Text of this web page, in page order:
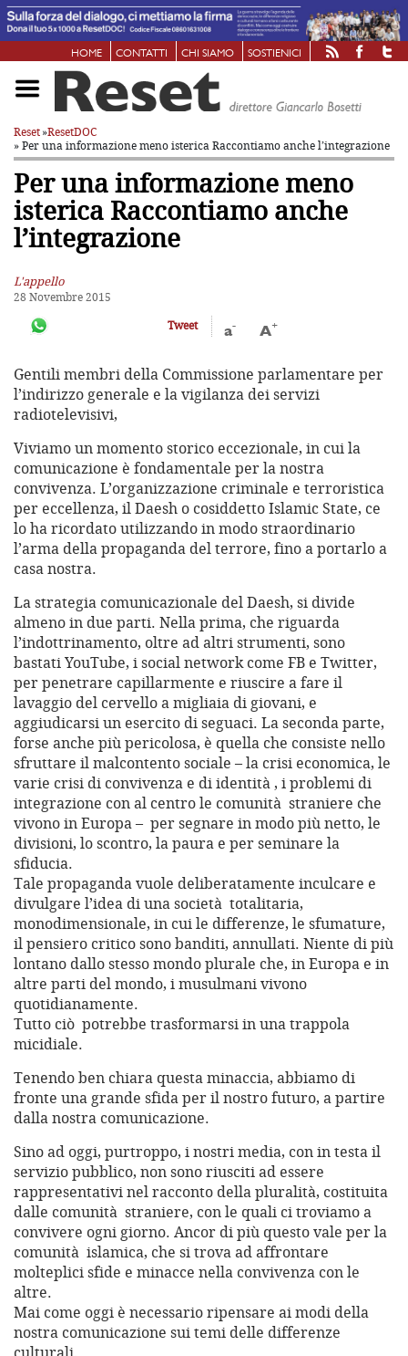
HOME CONTATTI CHI SIAMO SOSTIENICI
Reset»ResetDOC
» Per una informazione meno istericaRaccontiamo anche l’integrazione
Per una informazione meno
isterica Raccontiamo anche
l’integrazione
L'appello
28 Novembre 2015
Tweet
a- A+
Gentili membri della Commissione parlamentare per
l’indirizzo generale e la vigilanza dei servizi
radiotelevisivi,
Viviamo un momento storico eccezionale, in cui la
comunicazione è fondamentale per la nostra
convivenza. L’organizzazione criminale e terroristica
per eccellenza, il Daesh o cosiddetto Islamic State, ce
lo ha ricordato utilizzando in modo straordinario
l’arma della propaganda del terrore, fino a portarlo a
casa nostra.
La strategia comunicazionale del Daesh, si divide
almeno in due parti. Nella prima, che riguarda
l’indottrinamento, oltre ad altri strumenti, sono
bastati YouTube, i social network come FB e Twitter,
per penetrare capillarmente e riuscire a fare il
lavaggio del cervello a migliaia di giovani, e
aggiudicarsi un esercito di seguaci. La seconda parte,
forse anche più pericolosa, è quella che consiste nello
sfruttare il malcontento sociale – la crisi economica, le
varie crisi di convivenza e di identità , i problemi di
integrazione con al centro le comunità straniere che
vivono in Europa – per segnare in modo più netto, le
divisioni, lo scontro, la paura e per seminare la
sfiducia.
Tale propaganda vuole deliberatamente inculcare e
divulgare l’idea di una società totalitaria,
monodimensionale, in cui le differenze, le sfumature,
il pensiero critico sono banditi, annullati. Niente di più
lontano dallo stesso mondo plurale che, in Europa e in
altre parti del mondo, i musulmani vivono
quotidianamente.
Tutto ciò potrebbe trasformarsi in una trappola
micidiale.
Tenendo ben chiara questa minaccia, abbiamo di
fronte una grande sfida per il nostro futuro, a partire
dalla nostra comunicazione.
Sino ad oggi, purtroppo, i nostri media, con in testa il
servizio pubblico, non sono riusciti ad essere
rappresentativi nel racconto della pluralità, costituita
dalle comunità straniere, con le quali ci troviamo a
convivere ogni giorno. Ancor di più questo vale per la
comunità islamica, che si trova ad affrontare
molteplici sfide e minacce nella convivenza con le
altre.
Mai come oggi è necessario ripensare ai modi della
nostra comunicazione sui temi delle differenze